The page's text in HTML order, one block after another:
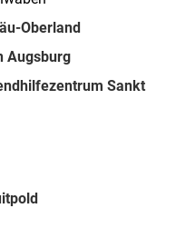
Oberland
Augsburg
Sankt